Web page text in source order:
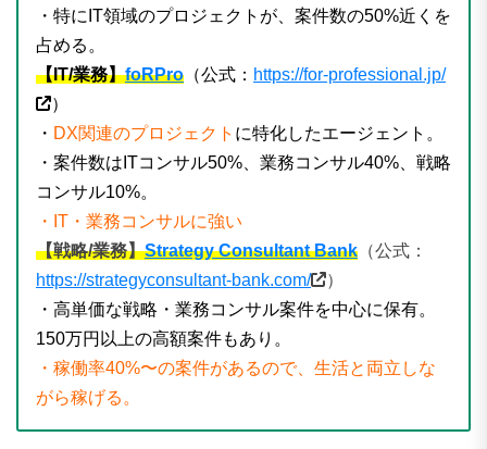
・特にIT領域のプロジェクトが、案件数の50%近くを
占める。
【IT/業務】foRPro （公式： https://for-professional.jp/
）
・ DX関連のプロジェクト に特化したエージェント。
・案件数はITコンサル50%、業務コンサル40%、戦略
コンサル10%。
・IT・業務コンサルに強い
【戦略/業務】Strategy Consultant Bank （公式：
https://strategyconsultant-bank.com/
）
・高単価な戦略・業務コンサル案件を中心に保有。
150万円以上の高額案件もあり。
・稼働率40%〜の案件があるので、生活と両立しな
がら稼げる。